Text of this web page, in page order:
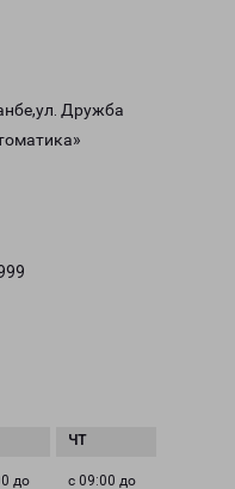
Дружба
до
с 09:00 до